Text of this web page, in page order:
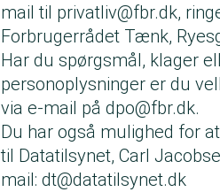
mail til privatliv@fbr.dk,
Forbrugerrådet Tænk,
Har du spørgsmål, klager
personoplysninger er du
via e-mail på dpo@fbr.dk.
Du har også mulighed for
til Datatilsynet, Carl
mail: dt@datatilsynet.dk